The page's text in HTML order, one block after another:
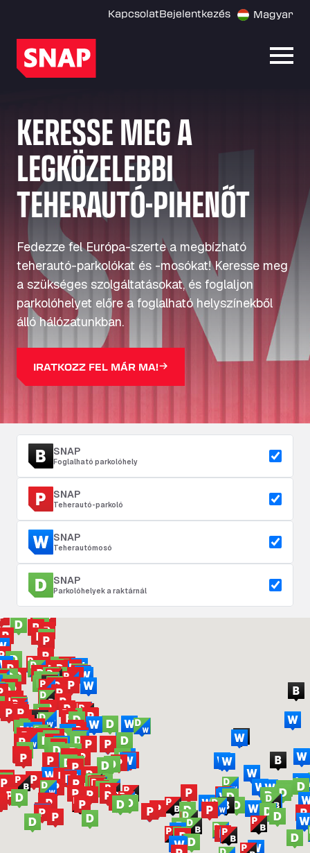
KapcsolatBejelentkezés Magyar
KERESSE MEG A
LEGKÖZELEBBI
TEHERAUTÓ-PIHENŐT
Fedezze fel Európa-szerte a megbízható
teherautó-parkolókat és -mosókat! Keresse meg
a szükséges szolgáltatásokat, és foglaljon
parkolóhelyet előre a foglalható helyszínekből
álló hálózatunkban.
IRATKOZZ FEL MÁR MA!
SNAP
Foglalható parkolóhely
SNAP
Teherautó-parkoló
SNAP
Teherautómosó
SNAP
Parkolóhelyek a raktárnál